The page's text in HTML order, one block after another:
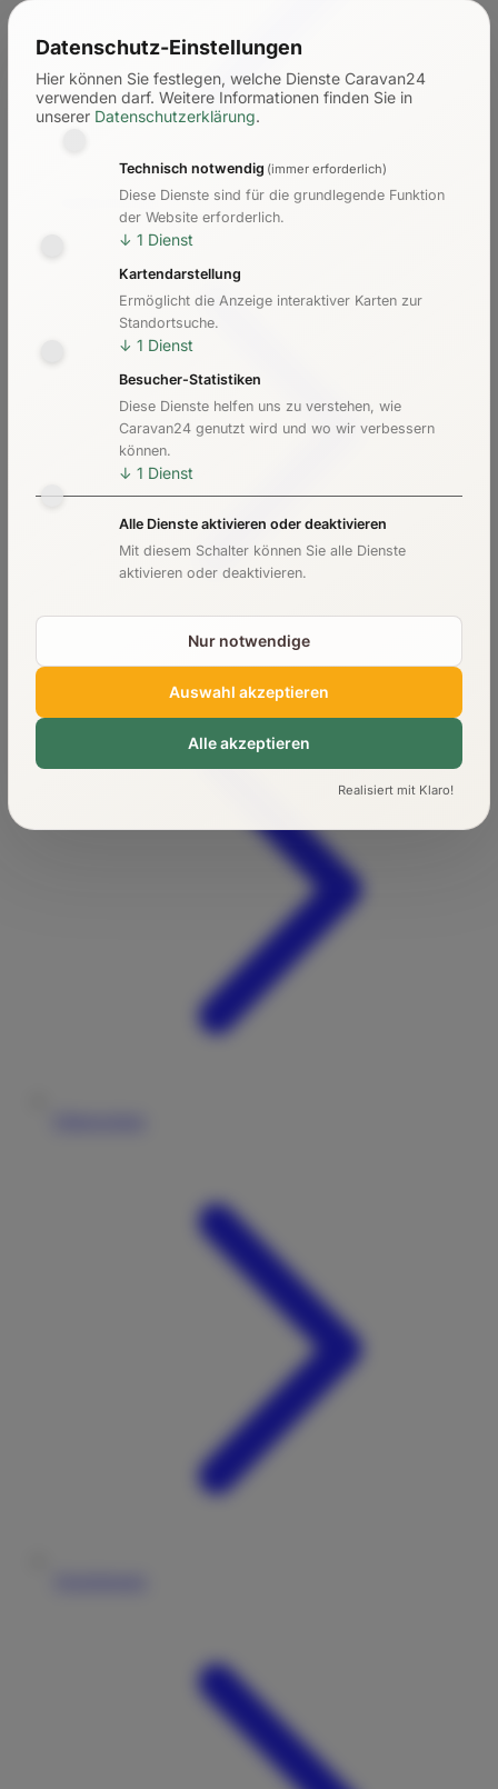
Kosten & Preise
Datenschutz-Einstellungen
Hier können Sie festlegen, welche Dienste Caravan24
verwenden darf. Weitere Informationen finden Sie in
unserer Datenschutzerklärung.
Technisch notwendig (immer erforderlich)
Diese Dienste sind für die grundlegende Funktion
der Website erforderlich.
↓ 1 Dienst
Kartendarstellung
Ermöglicht die Anzeige interaktiver Karten zur
Standortsuche.
↓ 1 Dienst
Besucher-Statistiken
Diese Dienste helfen uns zu verstehen, wie
Caravan24 genutzt wird und wo wir verbessern
können.
↓ 1 Dienst
Alle Dienste aktivieren oder deaktivieren
Mit diesem Schalter können Sie alle Dienste
aktivieren oder deaktivieren.
Nur notwendige
Auswahl akzeptieren
Alle akzeptieren
Realisiert mit Klaro!